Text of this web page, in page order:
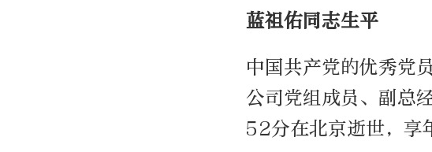
蓝祖佑同志生平
中国共产党的优秀党
公司党组成员、副总
52分在北京逝世，享